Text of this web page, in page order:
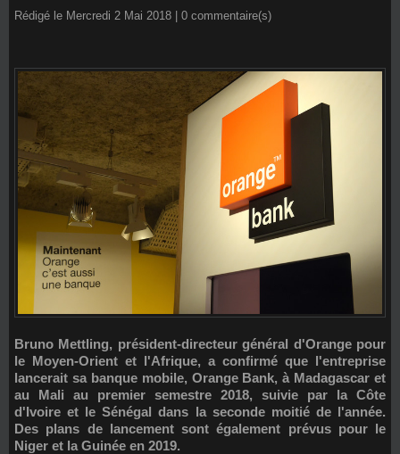
Rédigé le Mercredi 2 Mai 2018 | 0 commentaire(s)
Bruno Mettling, président-directeur général d'Orange pour
le Moyen-Orient et l'Afrique, a confirmé que l'entreprise
lancerait sa banque mobile, Orange Bank, à Madagascar et
au Mali au premier semestre 2018, suivie par la Côte
d'Ivoire et le Sénégal dans la seconde moitié de l'année.
Des plans de lancement sont également prévus pour le
Niger et la Guinée en 2019.